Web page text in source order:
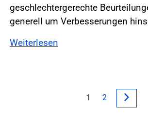
geschlechtergerechte
generell um Verbesserungen
Weiterlesen
1 2